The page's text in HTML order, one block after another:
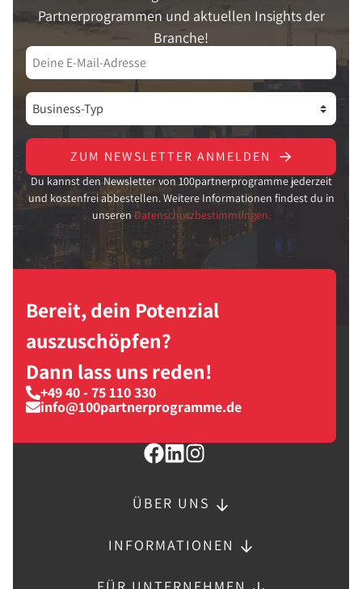
Partnerprogrammen und aktuellen Insights der
Branche!
ZUM NEWSLETTER ANMELDEN
Du kannst den Newsletter von 100partnerprogramme jederzeit
und kostenfrei abbestellen. Weitere Informationen findest du in
unseren Datenschutzbestimmungen.
Bereit, dein Potenzial
auszuschöpfen?
Dann lass uns reden!
+49 40 - 75 110 330
info@100partnerprogramme.de
ÜBER UNS
INFORMATIONEN